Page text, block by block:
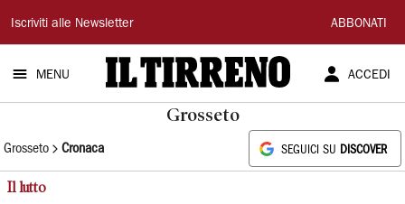
Il
Tirreno
Iscriviti alle Newsletter ABBONATI
MENU ACCEDI
Grosseto
Grosseto Cronaca SEGUICI SU DISCOVER
Il lutto